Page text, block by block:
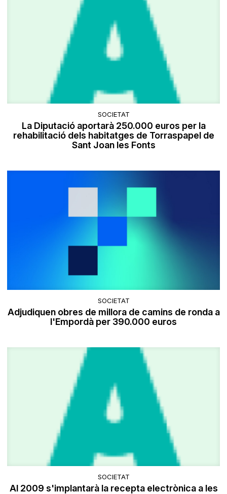
SOCIETAT
La Diputació aportarà 250.000 euros per la
rehabilitació dels habitatges de Torraspapel de
Sant Joan les Fonts
SOCIETAT
Adjudiquen obres de millora de camins de ronda a
l'Empordà per 390.000 euros
SOCIETAT
Al 2009 s'implantarà la recepta electrònica a les